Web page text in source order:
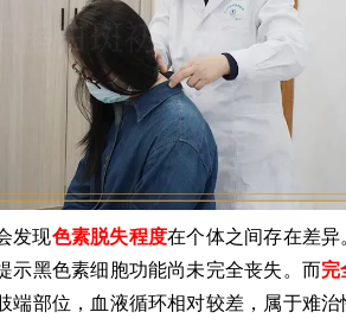
发现色素脱失程度在个体之间存在差
示黑色素细胞功能尚未完全丧失。而完
端部位，血液循环相对较差，属于难